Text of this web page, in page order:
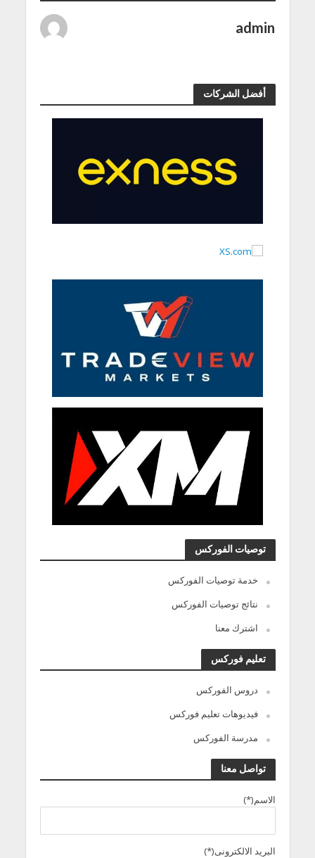
admin
أفضل الشركات
توصيات الفوركس
خدمة توصيات الفوركس
نتائج توصيات الفوركس
اشترك معنا
تعليم فوركس
دروس الفوركس
فيديوهات تعليم فوركس
مدرسة الفوركس
تواصل معنا
الاسم(*)
البريد الالكترونى(*)